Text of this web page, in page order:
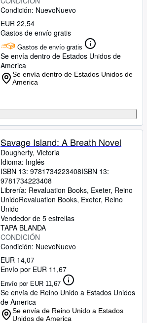
Condición: NuevoNuevo
EUR 22,54
Gastos de envío gratis
Gastos de envío gratis
Se envía dentro de Estados Unidos de
America
Se envía dentro de Estados Unidos de
America
Savage Island: A Breath Novel
Dougherty, Victoria
Idioma: Inglés
ISBN 13: 9781734223408ISBN 13:
9781734223408
Librería: Revaluation Books, Exeter, Reino
UnidoRevaluation Books, Exeter, Reino
Unido
Vendedor de 5 estrellas
TAPA BLANDA
CONDICIÓN
Condición: NuevoNuevo
EUR 14,07
Envío por EUR 11,67
Envío por EUR 11,67
Se envía de Reino Unido a Estados Unidos
de America
Se envía de Reino Unido a Estados
Unidos de America